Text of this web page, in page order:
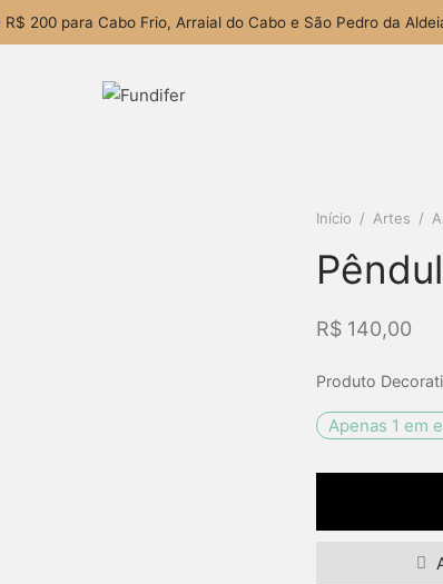
200 para Cabo Frio, Arraial do Cabo e São Pedro da
Início / Artes /
R$ 140,00
Produto
Apenas 1 em